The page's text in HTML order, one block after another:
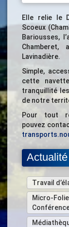
Elle relie le
Scoeux
Bariousses,
Lavinadière.
Simple,
cette
tranquillité
de notre
Pour tout
pouvez
Travail
Micro-